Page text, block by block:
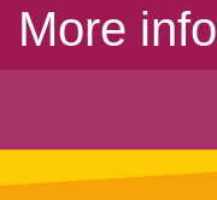
More info